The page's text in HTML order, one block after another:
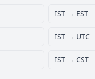
IST → EST
IST → UTC
IST → CST